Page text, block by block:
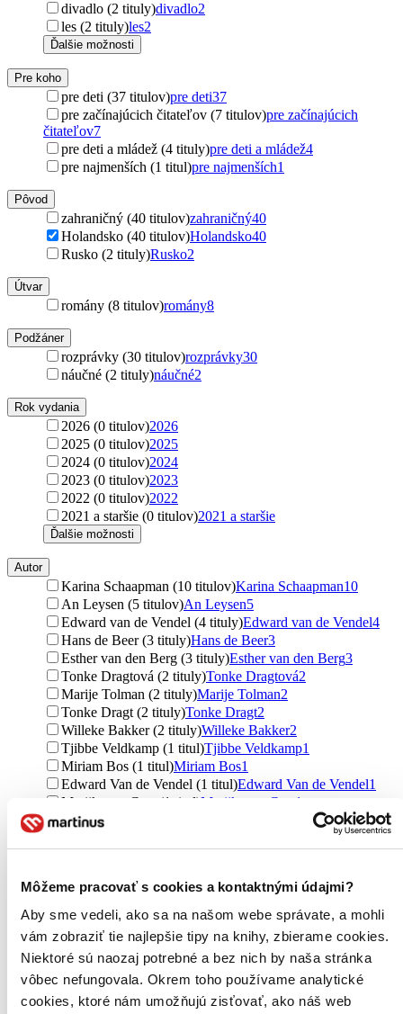
Môžeme pracovať s cookies a kontaktnými údajmi?
Aby sme vedeli, ako sa na našom webe správate, a mohli
vám zobraziť tie najlepšie tipy na knihy, zbierame cookies.
Niektoré sú naozaj potrebné a bez nich by naša stránka
vôbec nefungovala. Okrem toho používame analytické
cookies, ktoré nám umožňujú zisťovať, ako náš web
divadlo (2 tituly)divadlo2
les (2 tituly)les2
Ďalšie možnosti
Pre koho
pre deti (37 titulov)pre deti37
pre začínajúcich čitateľov (7 titulov)pre začínajúcich
čitateľov7
pre deti a mládež (4 tituly)pre deti a mládež4
pre najmenších (1 titul)pre najmenších1
Pôvod
zahraničný (40 titulov)zahraničný40
Holandsko (40 titulov)Holandsko40
Rusko (2 tituly)Rusko2
Útvar
romány (8 titulov)romány8
Podžáner
rozprávky (30 titulov)rozprávky30
náučné (2 tituly)náučné2
Rok vydania
2026 (0 titulov)2026
2025 (0 titulov)2025
2024 (0 titulov)2024
2023 (0 titulov)2023
2022 (0 titulov)2022
2021 a staršie (0 titulov)2021 a staršie
Ďalšie možnosti
Autor
Karina Schaapman (10 titulov)Karina Schaapman10
An Leysen (5 titulov)An Leysen5
Edward van de Vendel (4 tituly)Edward van de Vendel4
Hans de Beer (3 tituly)Hans de Beer3
Esther van den Berg (3 tituly)Esther van den Berg3
Tonke Dragtová (2 tituly)Tonke Dragtová2
Marije Tolman (2 tituly)Marije Tolman2
Tonke Dragt (2 tituly)Tonke Dragt2
Willeke Bakker (2 tituly)Willeke Bakker2
Tjibbe Veldkamp (1 titul)Tjibbe Veldkamp1
Miriam Bos (1 titul)Miriam Bos1
Edward Van de Vendel (1 titul)Edward Van de Vendel1
Marijke ten Cate (1 titul)Marijke ten Cate
1
Esther Van den Berg (1 titul)
Esther Van den Berg1
Stonožka (9 titulov)Stonožka9
Meander (7 titulov)
Meander
Pikola (6 titulov)
Rebo (5 titulov)Rebo5
Svojtka&Co. (4 tituly)Svojtka&Co.4
Fortuna Libri (2 tituly)Fortuna Libri2
Portál (1 titul)Portál1